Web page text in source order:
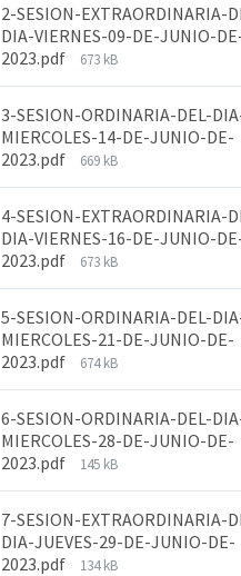
2-SESION-EXTRAORDINARIA-
DIA-VIERNES-09-DE-JUNIO-
2023.pdf
673 kB
3-SESION-ORDINARIA-DEL-
MIERCOLES-14-DE-JUNIO-DE-
2023.pdf
669 kB
4-SESION-EXTRAORDINARIA-
DIA-VIERNES-16-DE-JUNIO-
2023.pdf
673 kB
5-SESION-ORDINARIA-DEL-
MIERCOLES-21-DE-JUNIO-DE-
2023.pdf
674 kB
6-SESION-ORDINARIA-DEL-
MIERCOLES-28-DE-JUNIO-DE-
2023.pdf
145 kB
7-SESION-EXTRAORDINARIA-
DIA-JUEVES-29-DE-JUNIO-DE-
2023.pdf
134 kB